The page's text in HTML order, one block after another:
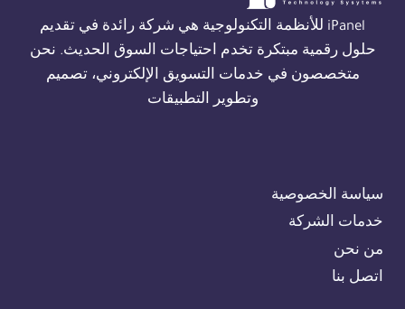
01554305486
iPanel للأنظمة التكنولوجية هي شركة رائدة في تقديم
حلول رقمية مبتكرة تخدم احتياجات السوق الحديث. نحن
متخصصون في خدمات التسويق الإلكتروني، تصميم
وتطوير التطبيقات
سياسة الخصوصية
خدمات الشركة
من نحن
اتصل بنا